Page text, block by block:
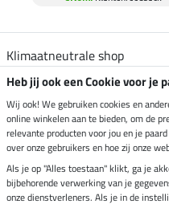
Klimaatneutrale shop
Verzending per
Veilig betalen met
Heb jij ook een Cookie voor je
Wij ook! We gebruiken cookies en
online winkelen aan te bieden, om de
relevante producten voor jou en je
over onze gebruikers en hoe zij onze
Als je op "Alles toestaan" klikt, ga je
bijbehorende verwerking van je
onze dienstverleners. Als je in de